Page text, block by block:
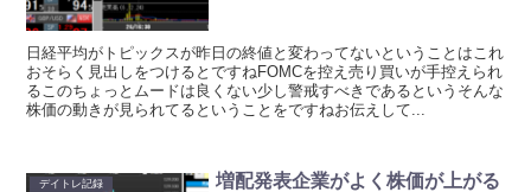
日経平均がトピックスが昨日の終値と変わってないということはこれ
おそらく見出しをつけるとですねFOMCを控え売り買いが手控えられ
るこのちょっとムードは良くない少し警戒すべきであるというそんな
株価の動きが見られてるということをですねお伝えして...
デイトレ記録 増配発表企業がよく株価が上がる